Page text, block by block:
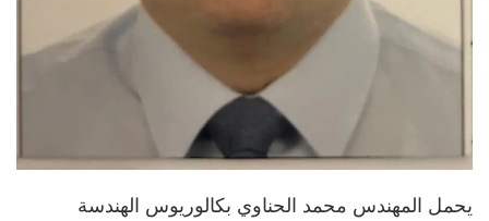
يحمل المهندس محمد الحناوي بكالوريوس الهندسة